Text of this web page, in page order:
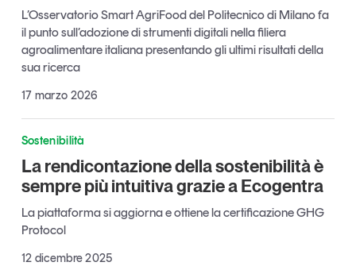
Tendenze è il magazine di GS1 Italy che racconta in
modo indipendente il cambiamento e le sfide del largo
consumo e dell’economia a professionisti e
GS1 Italy GS1 Italy GS1 Italy
Tendenze
GS1 Italy
L’Osservatorio Smart AgriFood del Politecnico di Milano fa
il punto sull’adozione di strumenti digitali nella filiera
agroalimentare italiana presentando gli ultimi risultati della
sua ricerca
17 marzo 2026
Sostenibilità
La rendicontazione della sostenibilità è
sempre più intuitiva grazie a Ecogentra
La piattaforma si aggiorna e ottiene la certificazione GHG
Protocol
12 dicembre 2025